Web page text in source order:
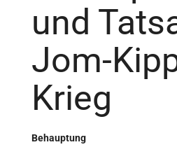
und
Jom-
Krieg
Behauptung